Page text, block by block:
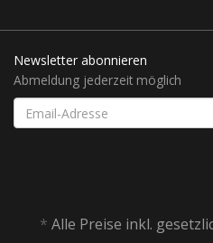
Newsletter abonnieren
Abmeldung jederzeit möglich
EMAIL-
ADRESSE
* Alle Preise inkl.